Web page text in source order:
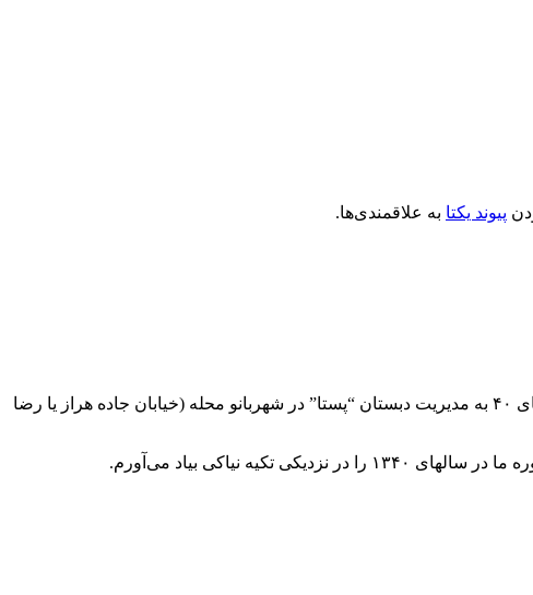
پیوند یکتا به علاقمندی‌ها.
نیک است یادی هم بنماییم از زنده یاد “حسامی” که از همان سال‌های دور به آموزگاری در دبستان “دانش” تا به دوره ما در سالهای ۴۰ به مدیریت دبستان “پستا” در شهربانو محله (خیابان جاده هراز یا رضا
نیاکی بیاد می‌آورم.